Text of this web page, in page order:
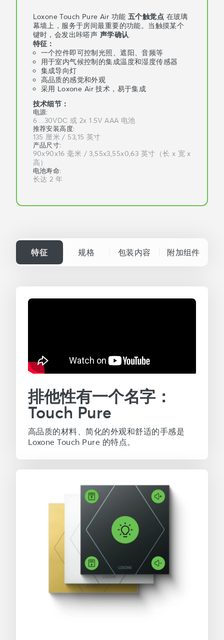
Loxone Touch Pure Air 功能 五个触觉点 在玻璃
幕墙上，服务于房间最重要的功能。当触摸某个
键时，会发出咔嗒声 声学确认.
特征：
一个控件即可控制光照、遮阳、音频等
用于室内气候控制的集成温度和湿度传感器
集成导向灯
高品质的感觉和外观
采用 Loxone Air 技术，易于集成
技术细节：
电源:
6 ...30VDC 或 2x 1.5V AAA 电池
推荐安装高度:
135 厘米 / 53,15 英寸
产品尺寸:
90x90x16 毫米 / 3,55x3,55x0,63 英寸（长 x 宽 x
高）
电池寿命:
长达 2 年
特征 规格 包装内容 附加组件
排他性有一个名字：
Touch Pure
高品质的材料、简化的外观和舒适的手感是
Loxone Touch Pure 的特点。